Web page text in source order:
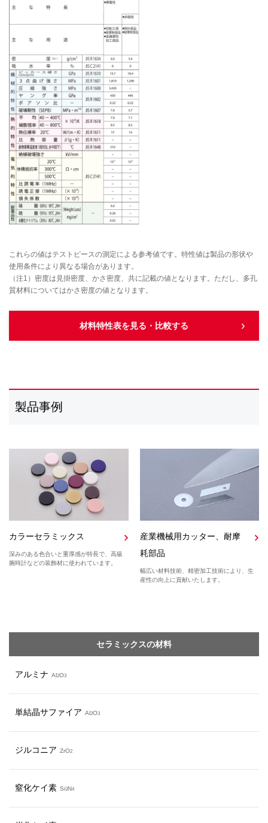
これらの値はテストピースの測定による参考値です。特性値は製品の形状や
使用条件により異なる場合があります。
（注1）密度は見掛密度、かさ密度、共に記載の値となります。ただし、多孔
質材料についてはかさ密度の値となります。
材料特性表を見る・比較する
製品事例
カラーセラミックス
深みのある色合いと重厚感が特長で、高級
腕時計などの装飾材に使われています。
産業機械用カッター、耐摩
耗部品
幅広い材料技術、精密加工技術により、生
産性の向上に貢献いたします。
セラミックスの材料
アルミナ Al2O3
単結晶サファイア Al2O3
ジルコニア ZrO2
窒化ケイ素 Si3N4